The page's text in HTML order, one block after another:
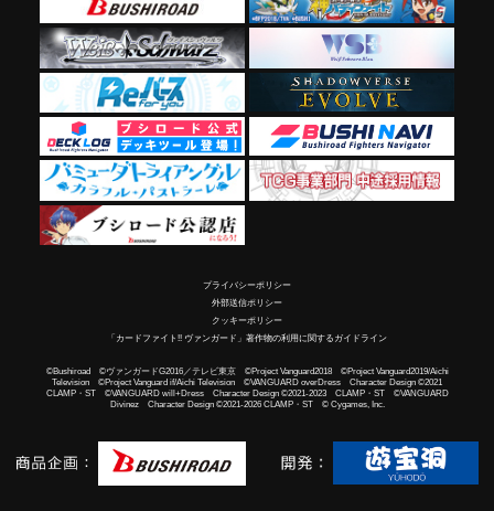
プライバシーポリシー
外部送信ポリシー
クッキーポリシー
「カードファイト!! ヴァンガード」著作物の利用に関するガイドライン
©Bushiroad ©ヴァンガードG2016／テレビ東京 ©Project Vanguard2018 ©Project Vanguard2019/Aichi
Television ©Project Vanguard if/Aichi Television ©VANGUARD overDress Character Design ©2021
CLAMP・ST ©VANGUARD will+Dress Character Design ©2021-2023 CLAMP・ST ©VANGUARD
Divinez Character Design ©2021-2026 CLAMP・ST © Cygames, Inc.